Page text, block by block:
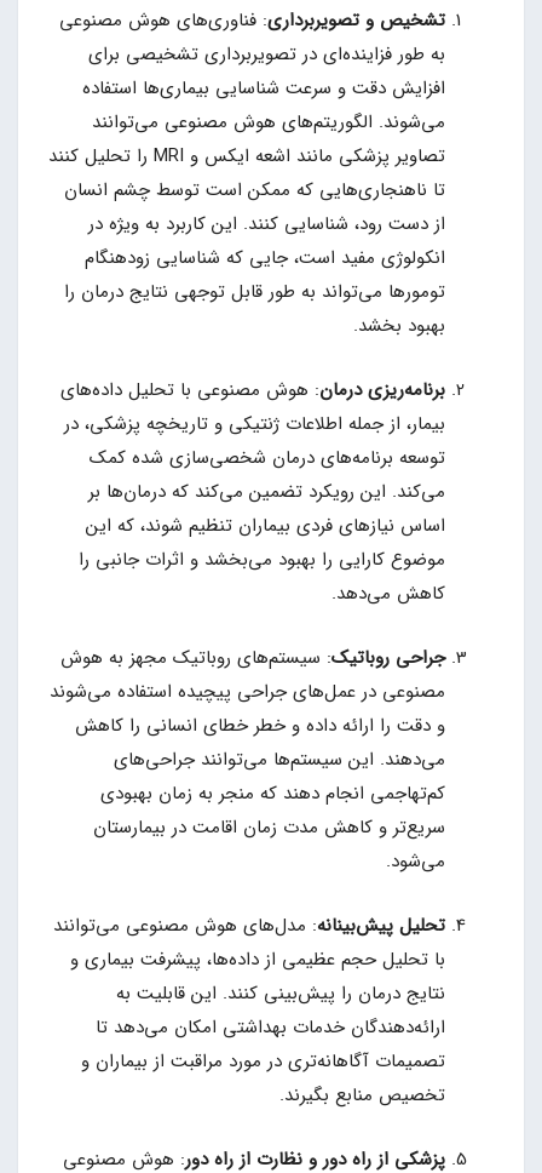
تشخیص و تصویربرداری: فناوری‌های هوش مصنوعی
به طور فزاینده‌ای در تصویربرداری تشخیصی برای
افزایش دقت و سرعت شناسایی بیماری‌ها استفاده
می‌شوند. الگوریتم‌های هوش مصنوعی می‌توانند
تصاویر پزشکی مانند اشعه ایکس و MRI را تحلیل کنند
تا ناهنجاری‌هایی که ممکن است توسط چشم انسان
از دست رود، شناسایی کنند. این کاربرد به ویژه در
انکولوژی مفید است، جایی که شناسایی زودهنگام
تومورها می‌تواند به طور قابل توجهی نتایج درمان را
بهبود بخشد.
برنامه‌ریزی درمان: هوش مصنوعی با تحلیل داده‌های
بیمار، از جمله اطلاعات ژنتیکی و تاریخچه پزشکی، در
توسعه برنامه‌های درمان شخصی‌سازی شده کمک
می‌کند. این رویکرد تضمین می‌کند که درمان‌ها بر
اساس نیازهای فردی بیماران تنظیم شوند، که این
موضوع کارایی را بهبود می‌بخشد و اثرات جانبی را
کاهش می‌دهد.
جراحی روباتیک: سیستم‌های روباتیک مجهز به هوش
مصنوعی در عمل‌های جراحی پیچیده استفاده می‌شوند
و دقت را ارائه داده و خطر خطای انسانی را کاهش
می‌دهند. این سیستم‌ها می‌توانند جراحی‌های
کم‌تهاجمی انجام دهند که منجر به زمان بهبودی
سریع‌تر و کاهش مدت زمان اقامت در بیمارستان
می‌شود.
تحلیل پیش‌بینانه: مدل‌های هوش مصنوعی می‌توانند
با تحلیل حجم عظیمی از داده‌ها، پیشرفت بیماری و
نتایج درمان را پیش‌بینی کنند. این قابلیت به
ارائه‌دهندگان خدمات بهداشتی امکان می‌دهد تا
تصمیمات آگاهانه‌تری در مورد مراقبت از بیماران و
تخصیص منابع بگیرند.
پزشکی از راه دور و نظارت از راه دور: هوش مصنوعی